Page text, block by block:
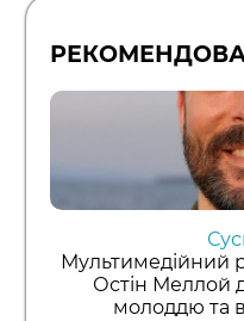
Мультимедійний
Остін Меллой
молоддю та